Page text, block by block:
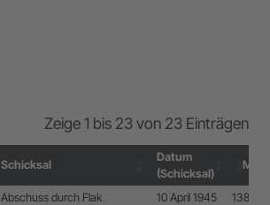
Zeige 1 bis 23 von 23 Einträgen
Schicksal
Datum
(Schicksal)
Schicksal
Datum
Abschuss durch Flak 10 April 1945 13878